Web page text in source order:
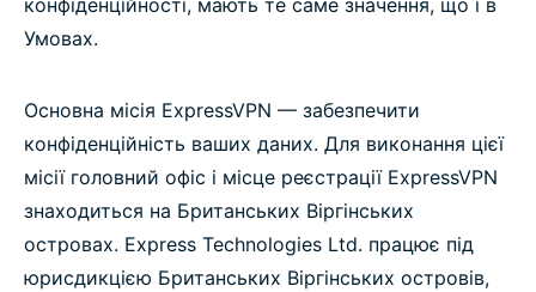
конфіденційності, мають те саме значення, що і в
Умовах.
Основна місія ExpressVPN — забезпечити
конфіденційність ваших даних. Для виконання цієї
місії головний офіс і місце реєстрації ExpressVPN
знаходиться на Британських Віргінських
островах. Express Technologies Ltd. працює під
юрисдикцією Британських Віргінських островів,